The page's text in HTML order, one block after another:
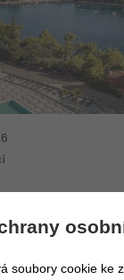
soubory cookie ke